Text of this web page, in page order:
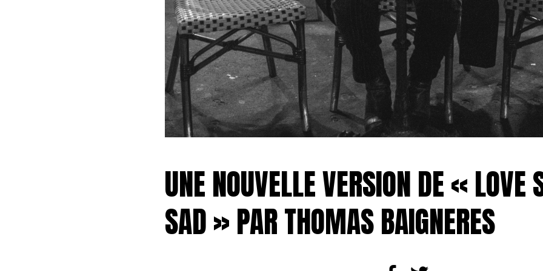
UNE NOUVELLE VERSION DE « LOVE
SAD » PAR THOMAS BAIGNERES